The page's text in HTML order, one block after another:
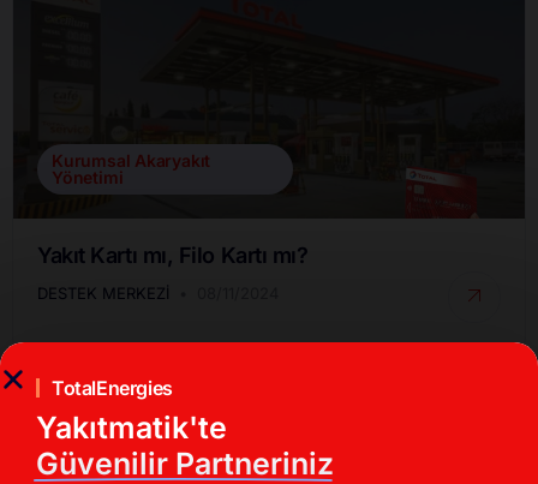
Kurumsal Akaryakıt
Yönetimi
Yakıt Kartı mı, Filo Kartı mı?
DESTEK MERKEZI
TotalEnergies
Yakıtmatik'te
Güvenilir Partneriniz